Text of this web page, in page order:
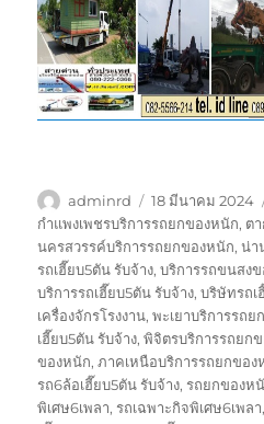
ผู้
เขียน
adminrd
เขียน
เมื่อ
18 มีนาคม 2024
กำแพงเพชรบริการรถยกของหนัก, ต
นครสวรรค์บริการรถยกของหนัก,น่า
รถเฮี๊ยบ5ตัน รับจ้าง,บริการรถขนสง
บริการรถเฮี๊ยบ5ตัน รับจ้าง,บริษัทรถเ
เครื่องจักรโรงงาน,พะเยาบริการรถ
เฮี๊ยบ5ตัน รับจ้าง,พิจิตรบริการรถยก
ของหนัก,ภาคเหนือบริการรถยกของ
รถ6ล้อเฮี๊ยบ5ตัน รับจ้าง,รถยกของห
พิเศษ6เพลา,รถเฉพาะกิจพิเศษ6เพลา